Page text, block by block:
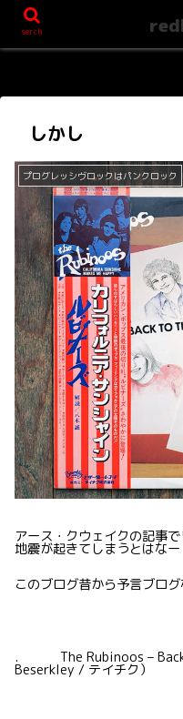
しかし
プログレッシヴロックはパンクロック
アース・クウェイクの記事
地震が起きてしまうとはなー
このブログ昔から予言ブロ
. The Rubinoos – Back
Beserkley / テイチク）
serch